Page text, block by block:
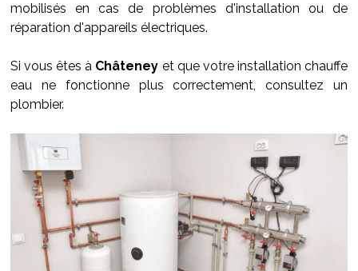
mobilisés en cas de problèmes d'installation ou de
réparation d'appareils électriques.
Si vous êtes à Châteney et que votre installation chauffe
eau ne fonctionne plus correctement, consultez un
plombier.